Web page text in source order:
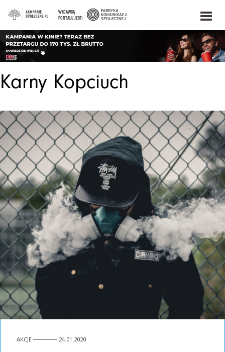
WYDAWCĄ
PORTALU JEST:
Karny Kopciuch
AKCJE ────── 24.01.2020